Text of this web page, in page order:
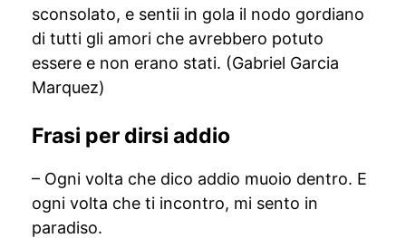
sconsolato, e sentii in gola il nodo gordiano
di tutti gli amori che avrebbero potuto
essere e non erano stati. (Gabriel Garcia
Marquez)
Frasi per dirsi addio
– Ogni volta che dico addio muoio dentro. E
ogni volta che ti incontro, mi sento in
paradiso.